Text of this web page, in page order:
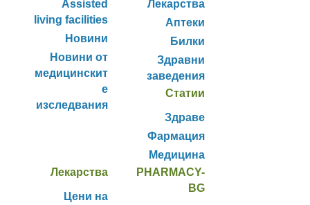
Assisted
living facilities
Новини
Новини от
медицинскит
е
изследвания
Лекарства
Аптеки
Билки
Здравни
заведения
Статии
Здраве
Фармация
Медицина
Лекарства
Цени на
PHARMACY-
BG